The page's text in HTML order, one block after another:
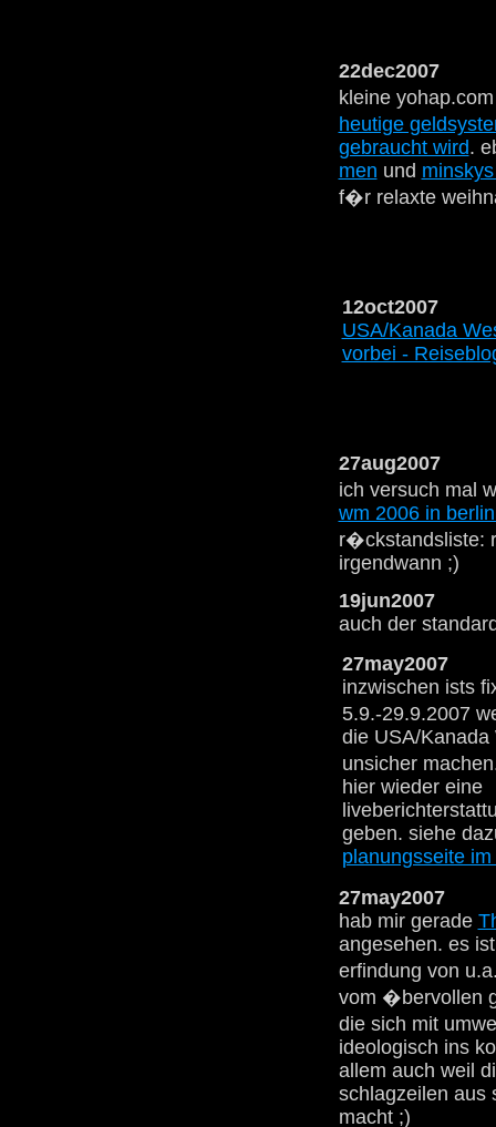
22dec2007
kleine
heutige
gebraucht wird.
men und
f�r relaxte
12oct2007
USA/Kanada
vorbei -
27aug2007
ich versuch mal
wm 2006 in
r�ckstandsliste:
irgendwann ;)
19jun2007
auch der
27may2007
inzwischen ists
5.9.-29.9.2007
die USA/Kanada
unsicher
hier wieder eine
geben. siehe
planungsseite im
27may2007
hab mir gerade
angesehen. es
erfindung von
vom �bervollen
die sich mit
ideologisch ins
allem auch weil
schlagzeilen aus
macht ;)